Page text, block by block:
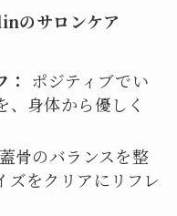
のサロンケア
ポジティブでい
、身体から優しく
骨のバランスを整
ズをクリアにリフレ